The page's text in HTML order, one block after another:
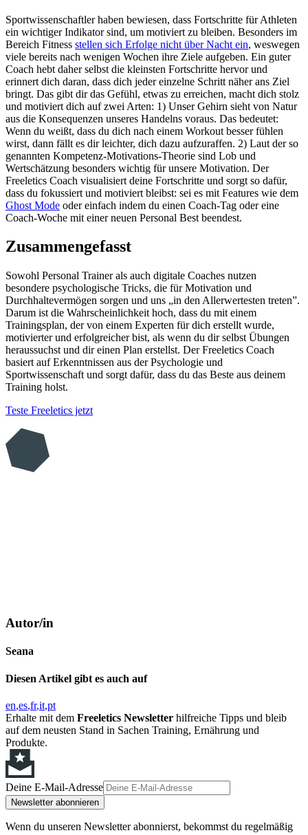
Sportwissenschaftler haben bewiesen, dass Fortschritte für Athleten
ein wichtiger Indikator sind, um motiviert zu bleiben. Besonders im
Bereich Fitness stellen sich Erfolge nicht über Nacht ein, weswegen
viele bereits nach wenigen Wochen ihre Ziele aufgeben. Ein guter
Coach hebt daher selbst die kleinsten Fortschritte hervor und
erinnert dich daran, dass dich jeder einzelne Schritt näher ans Ziel
bringt. Das gibt dir das Gefühl, etwas zu erreichen, macht dich stolz
und motiviert dich auf zwei Arten: 1) Unser Gehirn sieht von Natur
aus die Konsequenzen unseres Handelns voraus. Das bedeutet:
Wenn du weißt, dass du dich nach einem Workout besser fühlen
wirst, dann fällt es dir leichter, dich dazu aufzuraffen. 2) Laut der so
genannten Kompetenz-Motivations-Theorie sind Lob und
Wertschätzung besonders wichtig für unsere Motivation. Der
Freeletics Coach visualisiert deine Fortschritte und sorgt so dafür,
dass du fokussiert und motiviert bleibst: sei es mit Features wie dem
Ghost Mode oder einfach indem du einen Coach-Tag oder eine
Coach-Woche mit einer neuen Personal Best beendest.
Zusammengefasst
Sowohl Personal Trainer als auch digitale Coaches nutzen
besondere psychologische Tricks, die für Motivation und
Durchhaltevermögen sorgen und uns „in den Allerwertesten treten”.
Darum ist die Wahrscheinlichkeit hoch, dass du mit einem
Trainingsplan, der von einem Experten für dich erstellt wurde,
motivierter und erfolgreicher bist, als wenn du dir selbst Übungen
heraussuchst und dir einen Plan erstellst. Der Freeletics Coach
basiert auf Erkenntnissen aus der Psychologie und
Sportwissenschaft und sorgt dafür, dass du das Beste aus deinem
Training holst.
Teste Freeletics jetzt
Autor/in
Seana
Diesen Artikel gibt es auch auf
en es fr it pt
Erhalte mit dem Freeletics Newsletter hilfreiche Tipps und bleib
auf dem neusten Stand in Sachen Training, Ernährung und
Produkte.
Deine E-Mail-Adresse
Newsletter abonnieren
Wenn du unseren Newsletter abonnierst, bekommst du regelmäßig